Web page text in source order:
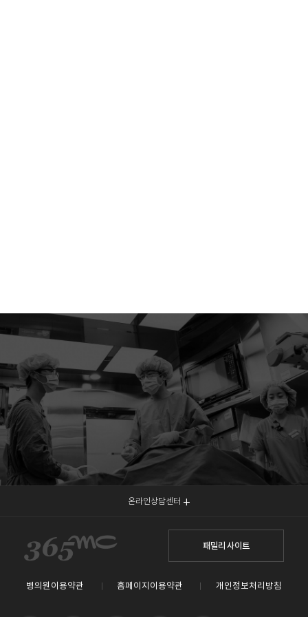
온라인상담센터
패밀리 사이트
병의원이용약관 홈페이지이용약관 개인정보처리방침